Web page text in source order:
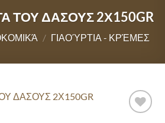
ΤΟΥ ΔΑΣΟΥΣ 2Χ150GR
/ ΓΙΑΟΎΡΤΙΑ - ΚΡΈΜΕΣ